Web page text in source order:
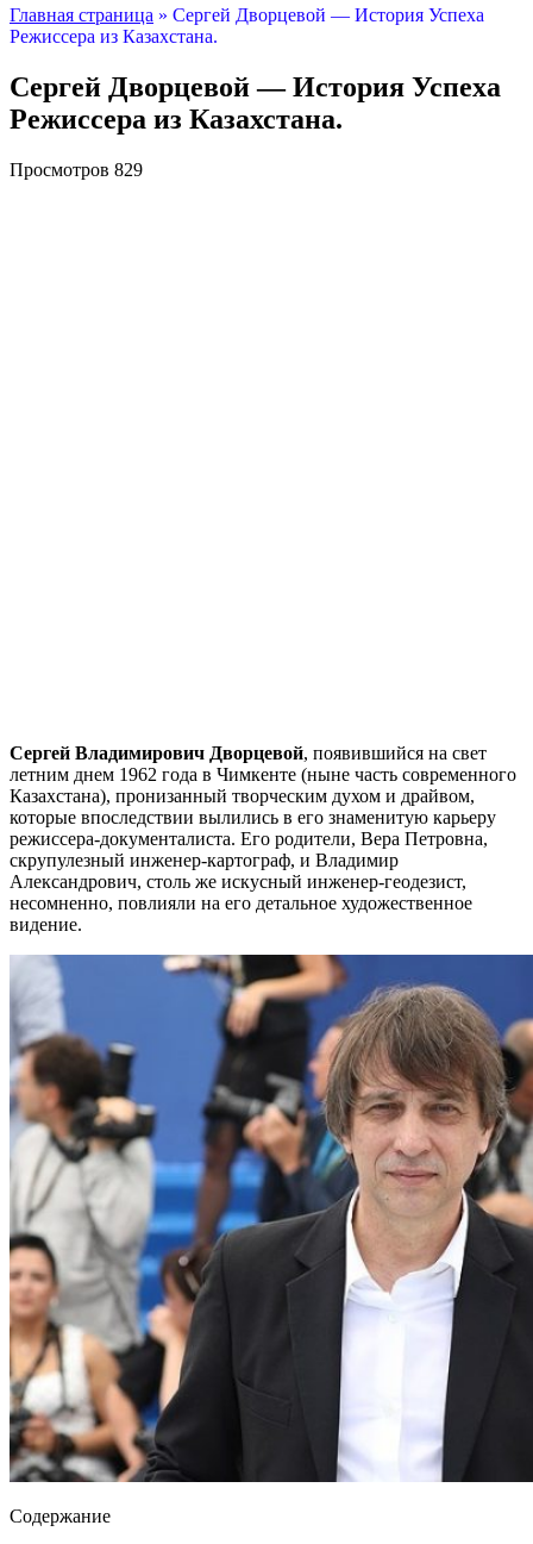
Главная страница » Сергей Дворцевой — История Успеха
Режиссера из Казахстана.
Сергей Дворцевой — История Успеха
Режиссера из Казахстана.
Просмотров 829
Сергей Владимирович Дворцевой, появившийся на свет
летним днем 1962 года в Чимкенте (ныне часть современного
Казахстана), пронизанный творческим духом и драйвом,
которые впоследствии вылились в его знаменитую карьеру
режиссера-документалиста. Его родители, Вера Петровна,
скрупулезный инженер-картограф, и Владимир
Александрович, столь же искусный инженер-геодезист,
несомненно, повлияли на его детальное художественное
видение.
Содержание